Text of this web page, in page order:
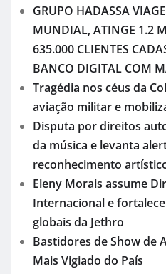
GRUPO HADASSA
MUNDIAL, ATINGE 1.2
635.000 CLIENTES
BANCO DIGITAL COM
Tragédia nos céus da
aviação militar e
Disputa por direitos
da música e levanta
reconhecimento
Eleny Morais assume
Internacional e
globais da Jethro
Bastidores de Show de
Mais Vigiado do País